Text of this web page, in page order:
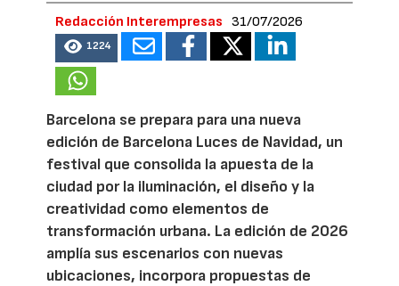
Redacción Interempresas 31/07/2026
1224
Barcelona se prepara para una nueva
edición de Barcelona Luces de Navidad, un
festival que consolida la apuesta de la
ciudad por la iluminación, el diseño y la
creatividad como elementos de
transformación urbana. La edición de 2026
amplía sus escenarios con nuevas
ubicaciones, incorpora propuestas de